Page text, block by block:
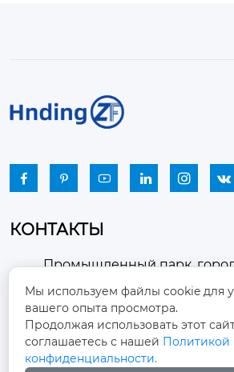
     
КОНТАКТЫ

Промышленный парк,
район Чжоуцунь, город
Шаньдун
 winston-
Мы используем файлы cookie для
вашего опыта просмотра.
Продолжая использовать этот
соглашаетесь с нашей Политикой
конфиденциальности.